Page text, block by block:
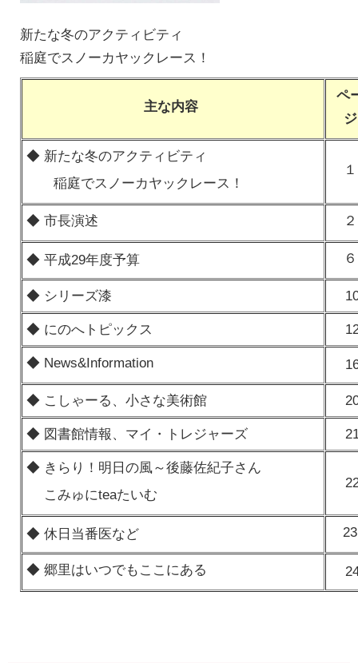
新たな冬のアクティビティ
稲庭でスノーカヤックレース！
主な内容
ペ
ジ
◆ 新たな冬のアクティビティ
稲庭でスノーカヤックレース！
１
◆ 市長演述 ２
◆ 平成29年度予算 ６
◆ シリーズ漆
◆ にのへトピックス
◆ News&Information
◆ こしゃーる、小さな美術館
◆ 図書館情報、マイ・トレジャーズ
◆ きらり！明日の風～後藤佐紀子さん
こみゅにteaたいむ
◆ 休日当番医など 23
◆ 郷里はいつでもここにある